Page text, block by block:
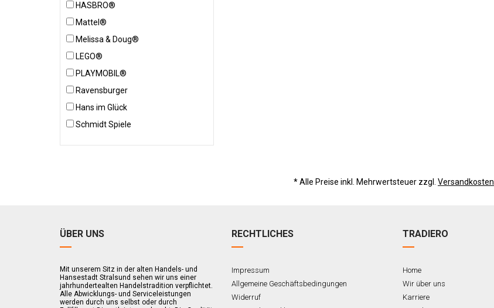
HASBRO®
Mattel®
Melissa & Doug®
LEGO®
PLAYMOBIL®
Ravensburger
Hans im Glück
Schmidt Spiele
* Alle Preise inkl. Mehrwertsteuer zzgl. Versandkosten
ÜBER UNS
Mit unserem Sitz in der alten Handels- und
Hansestadt Stralsund sehen wir uns einer
jahrhundertealten Handelstradition verpflichtet.
Alle Abwicklungs- und Serviceleistungen
werden durch uns selbst oder durch
RECHTLICHES
Impressum
Allgemeine Geschäftsbedingungen
Widerruf
TRADIERO
Home
Wir über uns
Karriere